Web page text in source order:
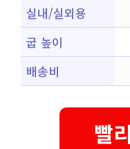
실내/실외용
굽 높이
배송비
빨